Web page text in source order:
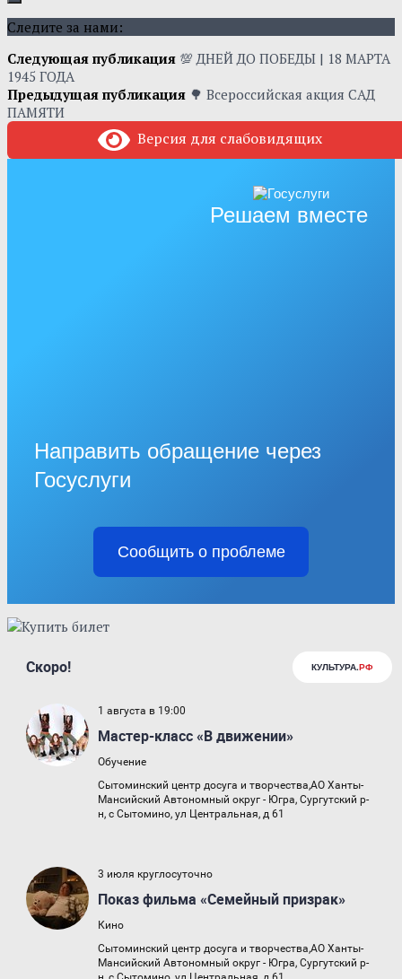
Следите за нами:
Следующая публикация 💯 ДНЕЙ ДО ПОБЕДЫ | 18 МАРТА
1945 ГОДА
Предыдущая публикация 🌳 Всероссийская акция САД
ПАМЯТИ
Версия для слабовидящих
Решаем вместе
Направить обращение через
Госуслуги
Сообщить о проблеме